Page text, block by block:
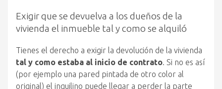
Exigir que se devuelva a los dueños de la
vivienda el inmueble tal y como se alquiló
Tienes el derecho a exigir la devolución de la vivienda
tal y como estaba al inicio de contrato. Si no es así
(por ejemplo una pared pintada de otro color al
original) el inquilino puede llegar a perder la parte